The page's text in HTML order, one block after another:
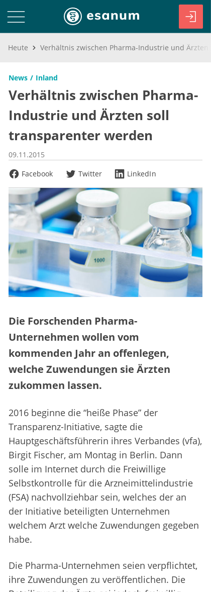
Heute
News Inland
Verhältnis zwischen Pharma-
Industrie und Ärzten soll
transparenter werden
09.11.2015
Facebook
Twitter LinkedIn
Die Forschenden Pharma-
Unternehmen wollen vom
kommenden Jahr an offenlegen,
welche Zuwendungen sie Ärzten
zukommen lassen.
2016 beginne die “heiße Phase” der
Transparenz-Initiative, sagte die
Hauptgeschäftsführerin ihres Verbandes (vfa),
Birgit Fischer, am Montag in Berlin. Dann
solle im Internet durch die Freiwillige
Selbstkontrolle für die Arzneimittelindustrie
(FSA) nachvollziehbar sein, welches der an
der Initiative beteiligten Unternehmen
welchem Arzt welche Zuwendungen gegeben
habe.
Die Pharma-Unternehmen seien verpflichtet,
ihre Zuwendungen zu veröffentlichen. Die